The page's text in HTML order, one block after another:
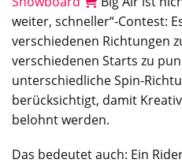
weiter, schneller“-Contest:
verschiedenen Richtungen
verschiedenen Starts zu
unterschiedliche Spin-
berücksichtigt, damit
belohnt werden.
Das bedeutet auch: Ein